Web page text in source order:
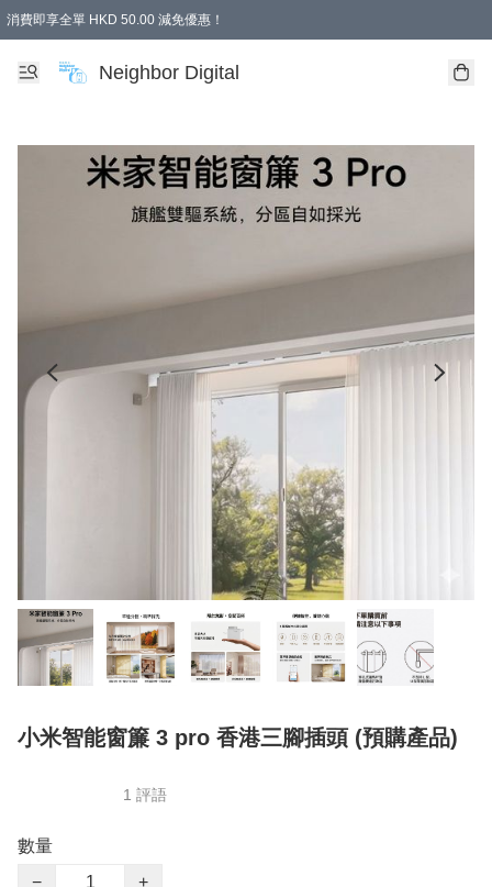
消費即享全單 HKD 50.00 減免優惠！
Neighbor Digital
小米智能窗簾 3 pro 香港三腳插頭 (預購產品)
1 評語
數量
−
+